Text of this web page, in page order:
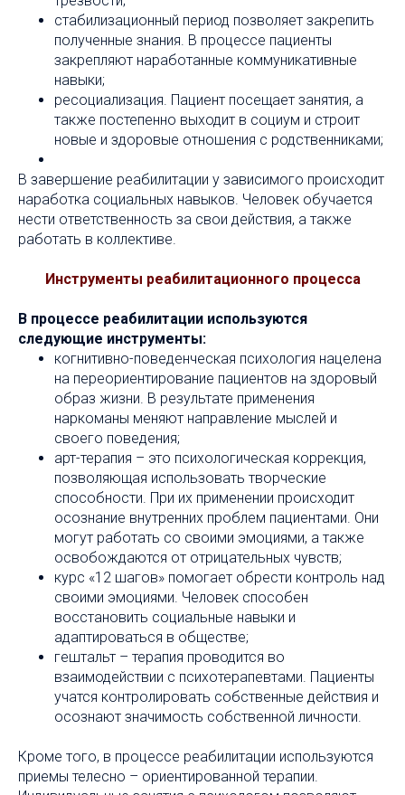
стабилизационный период позволяет закрепить
полученные знания. В процессе пациенты
закрепляют наработанные коммуникативные
навыки;
ресоциализация. Пациент посещает занятия, а
также постепенно выходит в социум и строит
новые и здоровые отношения с родственниками;
В завершение реабилитации у зависимого происходит
наработка социальных навыков. Человек обучается
нести ответственность за свои действия, а также
работать в коллективе.
Инструменты реабилитационного процесса
В процессе реабилитации используются
следующие инструменты:
когнитивно-поведенческая психология нацелена
на переориентирование пациентов на здоровый
образ жизни. В результате применения
наркоманы меняют направление мыслей и
своего поведения;
арт-терапия – это психологическая коррекция,
позволяющая использовать творческие
способности. При их применении происходит
осознание внутренних проблем пациентами. Они
могут работать со своими эмоциями, а также
освобождаются от отрицательных чувств;
курс «12 шагов» помогает обрести контроль над
своими эмоциями. Человек способен
восстановить социальные навыки и
адаптироваться в обществе;
гештальт – терапия проводится во
взаимодействии с психотерапевтами. Пациенты
учатся контролировать собственные действия и
осознают значимость собственной личности.
Кроме того, в процессе реабилитации используются
приемы телесно – ориентированной терапии.